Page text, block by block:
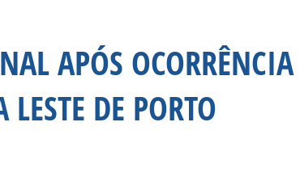
APÓS OCORRÊNCIA
DE PORTO